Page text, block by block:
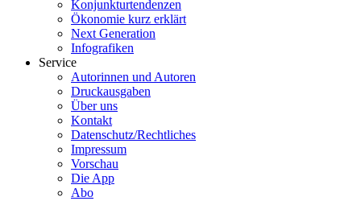
Konjunkturtendenzen
Ökonomie kurz erklärt
Next Generation
Infografiken
Service
Autorinnen und Autoren
Druckausgaben
Über uns
Kontakt
Datenschutz/Rechtliches
Impressum
Vorschau
Die App
Abo